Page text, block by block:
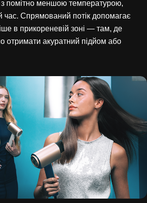
помітно меншою температурою,
час. Спрямований потік допомагає
в прикореневій зоні — там, де
отримати акуратний підйом або